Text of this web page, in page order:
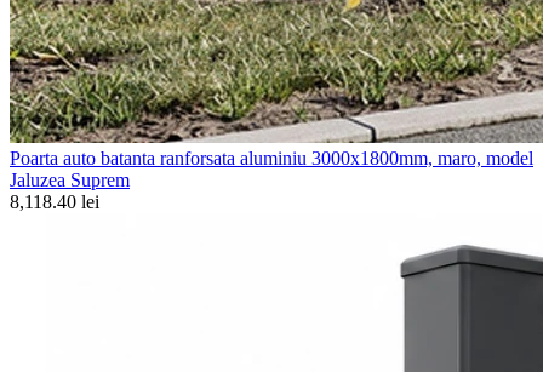
Poarta auto batanta ranforsata aluminiu 3000x1800mm, maro, model
Jaluzea Suprem
8,118.40 lei